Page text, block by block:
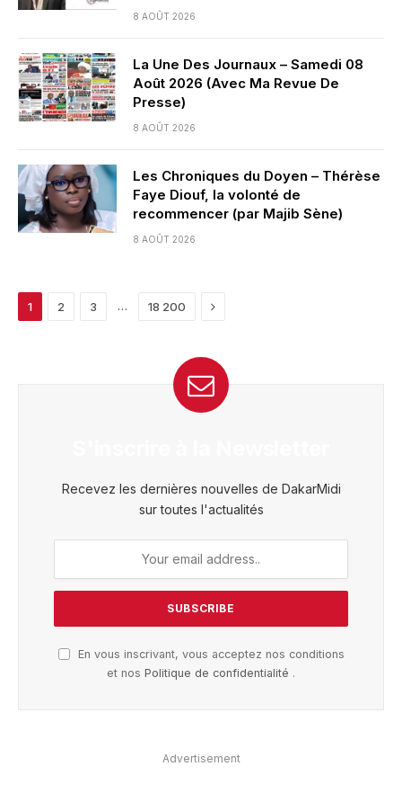
8 AOÛT 2026
La Une Des Journaux – Samedi 08
Août 2026 (Avec Ma Revue De
Presse)
8 AOÛT 2026
Les Chroniques du Doyen – Thérèse
Faye Diouf, la volonté de
recommencer (par Majib Sène)
8 AOÛT 2026
1 2 3 … 18 200 Next
Recevez les dernières nouvelles de DakarMidi
sur toutes l'actualités
En vous inscrivant, vous acceptez nos conditions
et nos Politique de confidentialité .
Advertisement